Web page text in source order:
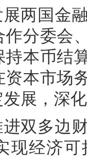
两国金
作分委会
本币结
本市场
展，深
双多边
现经济